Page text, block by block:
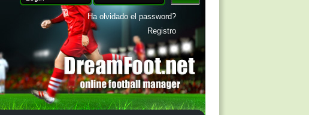
Ha olvidado el password?
Registro